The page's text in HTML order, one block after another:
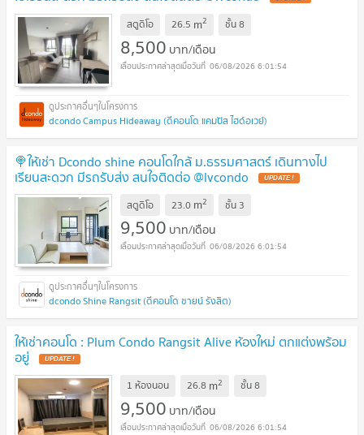
สตูดิโอ 26.5 m2 ชั้น8
8,500 บาท/เดือน
06/08/2026 6:01:54
dcondo Campus Hideaway (ดีคอนโด แคมปัส ไฮด์อเวย์)
🍭ให้เช่า Dcondo shine คอนโดใกล้ ม.ธรรมศาสตร์ เดินทางไป
เรียนสะดวก มีรถรับส่ง สนใจติดต่อ @lvcondo
สตูดิโอ 23.0 m2 ชั้น 3
9,500 บาท/เดือน
06/08/2026 6:01:54
dcondo Shine Rangsit (ดีคอนโด ชายน์ รังสิต)
ให้เช่าคอนโด : Plum Condo Rangsit Alive ห้องใหม่ ตกแต่งพร้อม
อยู่
1 ห้องนอน 26.8 m2 ชั้น8
9,500 บาท/เดือน
06/08/2026 6:01:54